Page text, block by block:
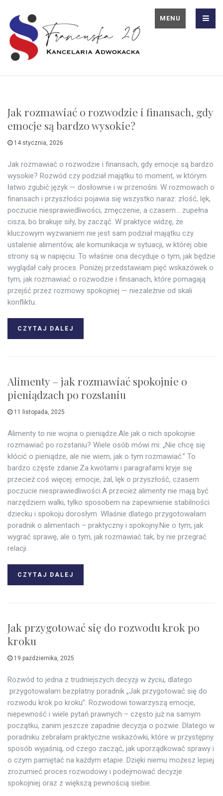
MENU
Jak rozmawiać o rozwodzie i finansach, gdy
emocje są bardzo wysokie?
14 stycznia, 2026
Jak rozmawiać o rozwodzie i finansach, gdy emocje są bardzo
wysokie? Rozwód czy podział majątku to moment, w którym
łatwo zgubić język — dosłownie i w przenośni. W rozmowach o
finansach i przyszłości pojawia się wszystko naraz: złość, lęk,
poczucie niesprawiedliwości, zmęczenie, a czasem… zupełna
cisza, bo brakuje siły, by zacząć. W praktyce widzę, że
kluczowym wyzwaniem nie jest sam podział majątku czy
ustalenie alimentów, ale komunikacja w sytuacji, w której obie
strony są w napięciu. To właśnie ona decyduje o tym, jak będzie
wyglądał cały proces. Poniżej przedstawiam pięć wskazówek o
tym, jak rozmawiać o rozwodzie i finsanach, które pomagają
przejść przez rozmowy spokojniej — niezależnie od skali
konfliktu.
CZYTAJ DALEJ
Alimenty – jak rozmawiać spokojnie o
pieniądzach po rozstaniu
11 listopada, 2025
Alimenty to nie wojna o pieniądze.Ale jak o nich spokojnie
rozmawiać po rozstaniu? Wiele osób mówi mi: „Nie chcę się
kłócić o pieniądze, ale nie wiem, jak o tym rozmawiać.” To
bardzo częste zdanie.Za kwotami i paragrafami kryje się
przecież coś więcej: emocje, żal, lęk o przyszłość, czasem
poczucie niesprawiedliwości.A przecież alimenty nie mają być
narzędziem walki, tylko sposobem na zapewnienie stabilności
dziecku i spokoju dorosłym. Właśnie dlatego przygotowałam
poradnik o alimentach – praktyczny i spokojny.Nie o tym, jak
wygrać sprawę, ale o tym, jak rozmawiać tak, by nie przegrać
relacji.
CZYTAJ DALEJ
Jak przygotować się do rozwodu krok po
kroku
19 października, 2025
Rozwód to jedna z trudniejszych decyzji w życiu, dlatego
przygotowałam bezpłatny poradnik „Jak przygotować się do
rozwodu krok po kroku”. Rozwodowi towarzyszą emocje,
niepewność i wiele pytań prawnych – często już na samym
początku, zanim jeszcze zapadnie decyzja o pozwie. Dlatego w
poradniku zebrałam praktyczne wskazówki, które w przystępny
sposób wyjaśnią, od czego zacząć, jak uporządkować sprawy i
o czym pamiętać na każdym etapie. Dzięki niemu możesz lepiej
zrozumieć proces rozwodowy i podejmować decyzje
spokojniej oraz z większą pewnością siebie.